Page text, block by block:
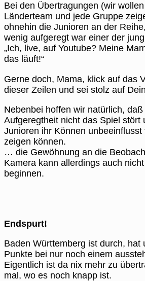
Bei den Übertragungen (wir
Länderteam und jede Gruppe
ohnehin die Junioren an der
wenig aufgeregt war einer der
„Ich, live, auf Youtube? Meine
das läuft!“
Gerne doch, Mama, klick auf das
dieser Zeilen und sei stolz auf
Nebenbei hoffen wir natürlich,
Aufgeregtheit nicht das Spiel stört
Junioren ihr Können
zeigen können.
… die Gewöhnung an die
Kamera kann allerdings auch
beginnen.
Endspurt!
Baden Württemberg ist durch, hat
Punkte bei nur noch einem
Eigentlich ist da nix mehr zu
mal, wo es noch knapp ist.